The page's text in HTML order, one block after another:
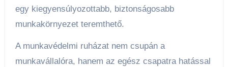
egy kiegyensúlyozottabb, biztonságosabb
munkakörnyezet teremthető.
A munkavédelmi ruházat nem csupán a
munkavállalóra, hanem az egész csapatra hatással